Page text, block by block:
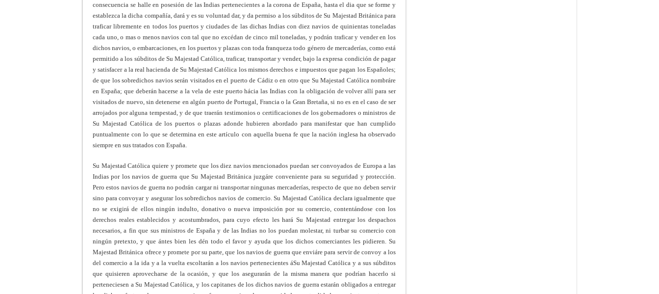
consecuencia se halle en posesión de las Indias pertenecientes a la corona de España, hasta el dia que se forme y
establezca la dicha compañía, dará y es su voluntad dar, y da permiso a los súbditos de Su Majestad Británica para
traficar libremente en todos los puertos y ciudades de las dichas Indias con diez navios de quinientas toneladas
cada uno, o mas o menos navios con tal que no excédan de cinco mil toneladas, y podrán traficar y vender en los
dichos navios, o embarcaciones, en los puertos y plazas con toda franqueza todo género de mercaderías, como está
permitido a los súbditos de Su Majestad Católica, traficar, transportar y vender, bajo la expresa condición de pagar
y satisfacer a la real hacienda de Su Majestad Católica los mismos derechos e impuestos que pagan los Españoles;
de que los sobredichos navios serán visitados en el puerto de Cádiz o en otro que Su Majestad Católica nombráre
en España; que deberán hacerse a la vela de este puerto hácia las Indias con la obligación de volver allí para ser
visitados de nuevo, sin detenerse en algún puerto de Portugal, Francia o la Gran Bretaña, si no es en el caso de ser
arrojados por alguna tempestad, y de que traerán testimonios o certificaciones de los gobernadores o ministros de
Su Majestad Católica de los puertos o plazas adonde hubieren abordado para manifestar que han cumplido
puntualmente con lo que se determina en este artículo con aquella buena fe que la nación inglesa ha observado
siempre en sus tratados con España.
Su Majestad Católica quiere y promete que los diez navios mencionados puedan ser convoyados de Europa a las
Indias por los navios de guerra que Su Majestad Británica juzgáre conveniente para su seguridad y protección.
Pero estos navios de guerra no podrán cargar ni transportar ningunas mercaderías, respecto de que no deben servir
sino para convoyar y asegurar los sobredichos navios de comercio. Su Majestad Católica declara igualmente que
no se exigirá de ellos ningún indulto, donativo o nueva imposición por su comercio, contentándose con los
derechos reales establecidos y acostumbrados, para cuyo efecto les hará Su Majestad entregar los despachos
necesarios, a fin que sus ministros de España y de las Indias no los puedan molestar, ni turbar su comercio con
ningún pretexto, y que ántes bien les dén todo el favor y ayuda que los dichos comerciantes les pidieren. Su
Majestad Británica ofrece y promete por su parte, que los navios de guerra que enviáre para servir de convoy a los
del comercio a la ida y a la vuelta escoltarán a los navios pertenecientes áSu Majestad Católica y a sus súbditos
que quisieren aprovecharse de la ocasión, y que los asegurarán de la misma manera que podrían hacerlo si
perteneciesen a Su Majestad Católica, y los capitanes de los dichos navios de guerra estarán obligados a entregar